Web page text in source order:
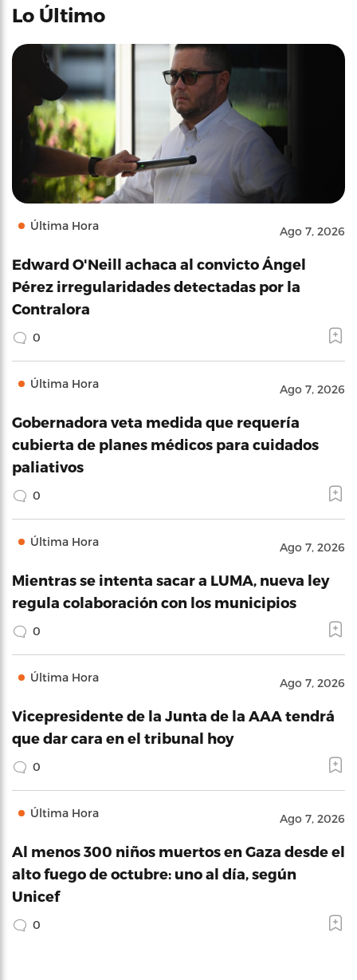
Lo Último
Última Hora Ago 7, 2026
Edward O'Neill achaca al convicto Ángel
Pérez irregularidades detectadas por la
Contralora
0
Última Hora Ago 7, 2026
Gobernadora veta medida que requería
cubierta de planes médicos para cuidados
paliativos
0
Última Hora Ago 7, 2026
Mientras se intenta sacar a LUMA, nueva ley
regula colaboración con los municipios
0
Última Hora Ago 7, 2026
Vicepresidente de la Junta de la AAA tendrá
que dar cara en el tribunal hoy
0
Última Hora Ago 7, 2026
Al menos 300 niños muertos en Gaza desde el
alto fuego de octubre: uno al día, según
Unicef
0